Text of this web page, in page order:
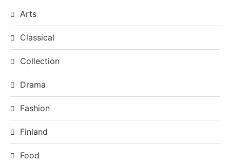
Arts
Classical
Collection
Drama
Fashion
Finland
Food